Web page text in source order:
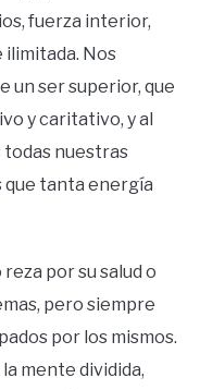
fuerza interior,
Nos
un ser superior, que
y caritativo, y al
todas nuestras
que tanta energía
por su salud o
pero siempre
por los mismos.
mente dividida,